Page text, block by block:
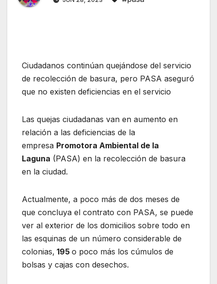
Ciudadanos continúan quejándose del servicio
de recolección de basura, pero PASA aseguró
que no existen deficiencias en el servicio
Las quejas ciudadanas van en aumento en
relación a las deficiencias de la
empresa Promotora Ambiental de la
Laguna (PASA) en la recolección de basura
en la ciudad.
Actualmente, a poco más de dos meses de
que concluya el contrato con PASA, se puede
ver al exterior de los domicilios sobre todo en
las esquinas de un número considerable de
colonias, 195 o poco más los cúmulos de
bolsas y cajas con desechos.